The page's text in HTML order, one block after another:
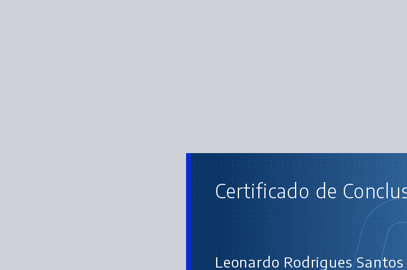
Certificado de
Leonardo Rodrigues Santos
Aprenda a programar em